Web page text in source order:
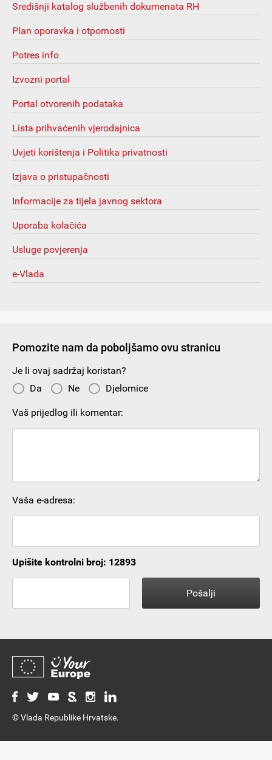
Središnji katalog službenih dokumenata RH
Plan oporavka i otpornosti
Potres info
Izvozni portal
Portal otvorenih podataka
Lista prihvaćenih vjerodajnica
Uvjeti korištenja i Politika privatnosti
Izjava o pristupačnosti
Informacije za tijela javnog sektora
Uporaba kolačića
Usluge povjerenja
e-Vlada
Pomozite nam da poboljšamo ovu stranicu
Je li ovaj sadržaj koristan?
Da
Ne Djelomice
Vaš prijedlog ili komentar:
Vaša e-adresa:
Upišite kontrolni broj: 12893
© Vlada Republike Hrvatske.